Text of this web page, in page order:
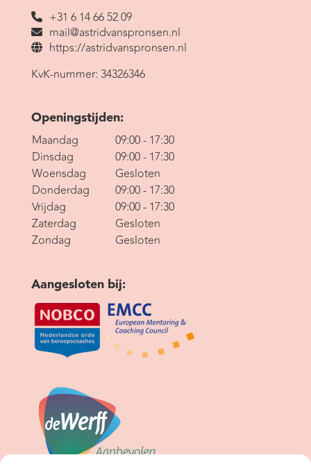
+31 6 14 66 52 09
mail@astridvanspronsen.nl
https://astridvanspronsen.nl
KvK-nummer: 34326346
Openingstijden:
Maandag
09:00 - 17:30
Dinsdag
09:00 - 17:30
Woensdag
Gesloten
Donderdag
09:00 - 17:30
Vrijdag
09:00 - 17:30
Zaterdag
Gesloten
Zondag
Gesloten
Aangesloten bij: